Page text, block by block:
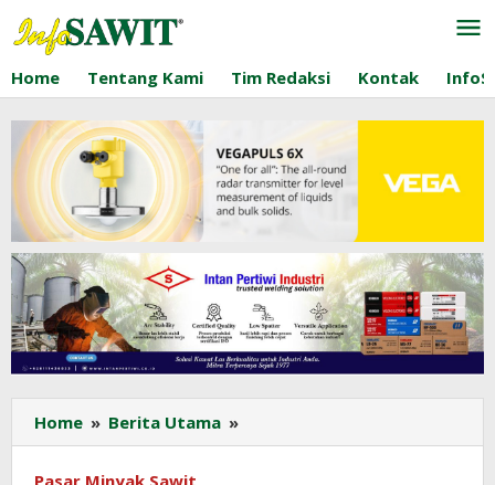
ke
konten
Home
Tentang Kami Tim Redaksi Kontak
Home » Berita Utama »
Peningkatan
Pasar Minyak Sawit